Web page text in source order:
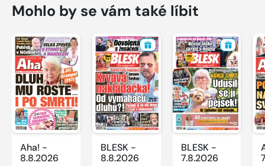
Mohlo by se vám také líbit
Aha! -
8.8.2026
BLESK -
8.8.2026
BLESK -
7.8.2026